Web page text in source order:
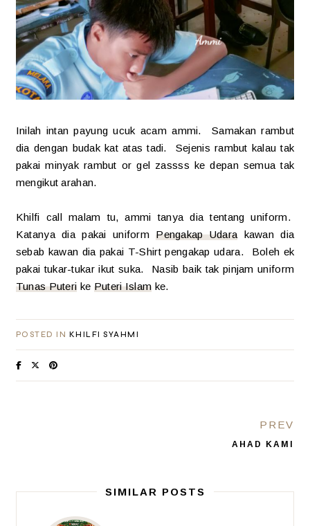
Inilah intan payung ucuk acam ammi. Samakan rambut
dia dengan budak kat atas tadi. Sejenis rambut kalau tak
pakai minyak rambut or gel zassss ke depan semua tak
mengikut arahan.
Khilfi call malam tu, ammi tanya dia tentang uniform.
Katanya dia pakai uniformPengakap Udara kawan dia
sebab kawan dia pakai T-Shirt pengakap udara. Boleh ek
pakai tukar-tukar ikut suka. Nasib baik tak pinjam uniform
Tunas Puteri ke Puteri Islam ke.
POSTED IN KHILFI SYAHMI
PREV
AHAD KAMI
SIMILAR POSTS